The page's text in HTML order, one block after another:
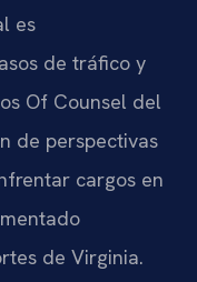
es
de tráfico y
Of Counsel del
de perspectivas
cargos en
de Virginia.